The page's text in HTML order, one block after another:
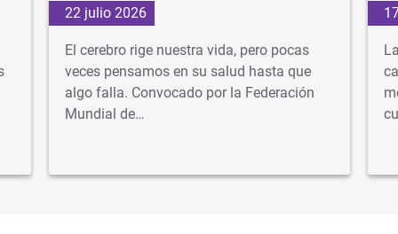
22 julio 2026
El cerebro rige nuestra vida, pero pocas
veces pensamos en su salud hasta que
algo falla. Convocado por la Federación
Mundial de…